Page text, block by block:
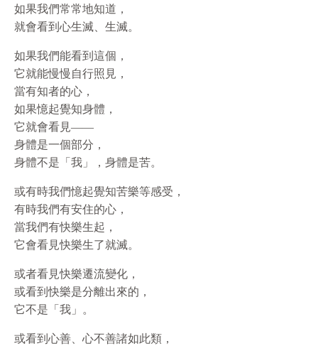
如果我們常常地知道，
就會看到心生滅、生滅。
如果我們能看到這個，
它就能慢慢自行照見，
當有知者的心，
如果憶起覺知身體，
它就會看見——
身體是一個部分，
身體不是「我」，身體是苦。
或有時我們憶起覺知苦樂等感受，
有時我們有安住的心，
當我們有快樂生起，
它會看見快樂生了就滅。
或者看見快樂遷流變化，
或看到快樂是分離出來的，
它不是「我」。
或看到心善、心不善諸如此類，